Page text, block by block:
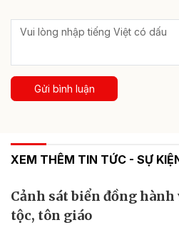
Gửi bình luận
XEM THÊM TIN TỨC - SỰ
Cảnh sát biển đồng hành
tộc, tôn giáo